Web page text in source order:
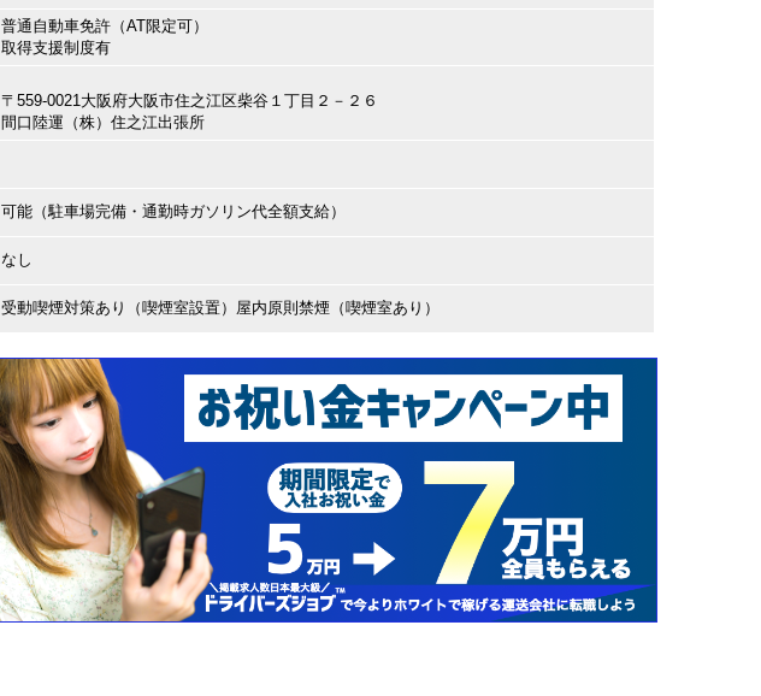
普通自動車免許（AT限定可）
取得支援制度有
〒559-0021大阪府大阪市住之江区柴谷１丁目２－２６
間口陸運（株）住之江出張所
可能（駐車場完備・通勤時ガソリン代全額支給）
なし
受動喫煙対策あり（喫煙室設置）屋内原則禁煙（喫煙室あり）